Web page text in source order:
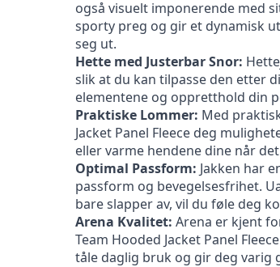
også visuelt imponerende med
sporty preg og gir et dynamisk
seg ut.
Hette med Justerbar Snor:
slik at du kan tilpasse den etter
elementene og oppretthold din
Praktiske Lommer: Med
Jacket Panel Fleece deg
eller varme hendene dine når
Optimal Passform: Jakken har
passform og bevegelsesfrihet.
bare slapper av, vil du føle deg
Arena Kvalitet: Arena er kjent
Team Hooded Jacket Panel
tåle daglig bruk og gir deg varig